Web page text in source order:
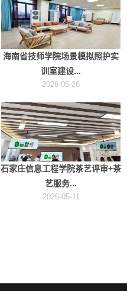
海南省技师学院场景模拟照护实
训室建设...
2026-05-26
石家庄信息工程学院茶艺评审+茶
艺服务...
2026-05-11